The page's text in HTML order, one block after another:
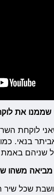
שממנו את
לוקחת
בנאי.
שניהם באמת
משהו
שכל